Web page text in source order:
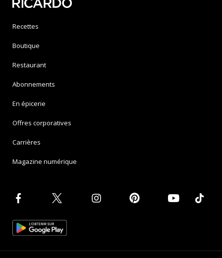
Recettes
Boutique
Restaurant
Abonnements
En épicerie
Offres corporatives
Carrières
Magazine numérique